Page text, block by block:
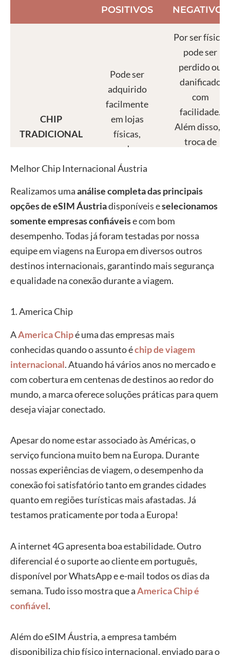
POSITIVOS
NEGATIVOS
CHIP
TRADICIONAL
Pode ser
adquirido
facilmente
em lojas
físicas,
operadoras e
também pela
Por ser físico,
pode ser
perdido ou
danificado
com
facilidade.
Além disso, a
troca de
e inserir outro
eSIM (CHIP
Ativação
prática e
rápida, sem
necessidade
Possibilita
utilizar mais
de uma
operadora
no mesmo
ótima opção
para
viajantes.
Compra e
instalação
feitas
totalmente
online.
Compatível
somente com
tecnologia
eSIM.
Em alguns
casos, a
plano
depende de
acesso à
internet, o
que pode
locais sem
sinal.
Melhor Chip Internacional Áustria
Realizamos umaanálise completa das principais
opções de eSIMÁustriadisponíveis eselecionamos
somente empresas confiáveise com bom
desempenho. Todas já foram testadas por nossa
equipe em viagens na Europa em diversos outros
destinos internacionais, garantindo mais segurança
e qualidade na conexão durante a viagem.
1. America Chip
AAmerica Chipé uma das empresas mais
conhecidas quando o assunto échip de viagem
internacional. Atuando há vários anos no mercado e
com cobertura em centenas de destinos ao redor do
mundo, a marca oferece soluções práticas para quem
deseja viajar conectado.
Apesar do nome estar associado às Américas, o
serviço funciona muito bem na Europa. Durante
nossas experiências de viagem, o desempenho da
conexão foi satisfatório tanto em grandes cidades
quanto em regiões turísticas mais afastadas. Já
testamos praticamente por toda a Europa!
A internet 4G apresenta boa estabilidade. Outro
diferencial é o suporte ao cliente em português,
disponível por WhatsApp e e-mail todos os dias da
semana. Tudo isso mostra que aAmerica Chip é
confiável.
Além do eSIM Áustria, a empresa também
disponibiliza chip físico internacional, enviado para o